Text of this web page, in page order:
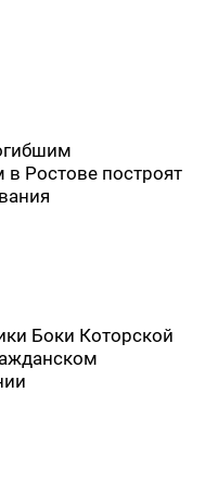
в Ростове построят
Боки Которской